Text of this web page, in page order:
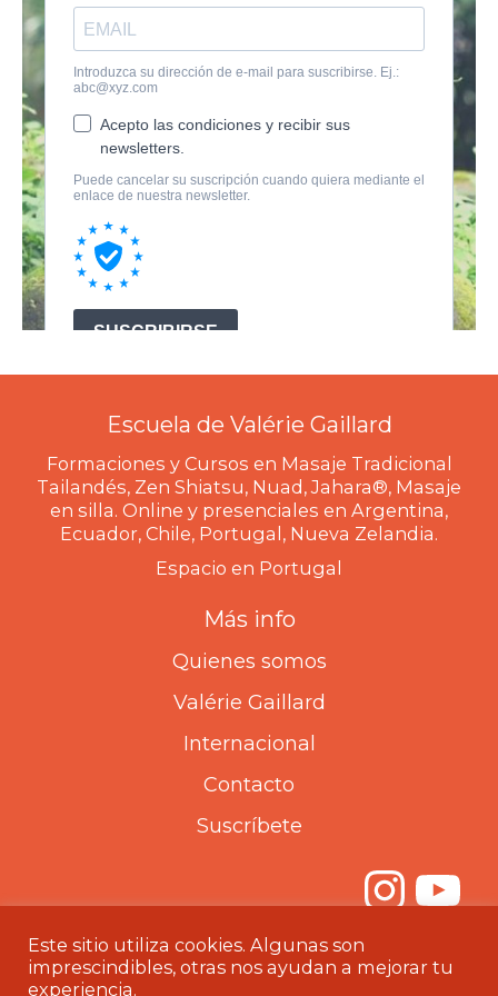
Escuela de Valérie Gaillard
Formaciones y Cursos en Masaje Tradicional
Tailandés, Zen Shiatsu, Nuad, Jahara®, Masaje
en silla. Online y presenciales en Argentina,
Ecuador, Chile, Portugal, Nueva Zelandia.
Espacio en Portugal
Más info
Quienes somos
Valérie Gaillard
Internacional
Contacto
Suscríbete
Aviso legal|
Este sitio utiliza cookies. Algunas son
imprescindibles, otras nos ayudan a mejorar tu
experiencia.